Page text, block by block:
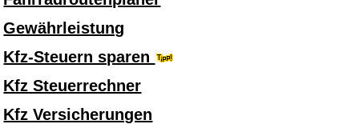
Gewährleistung
Kfz-Steuern sparen
Kfz Steuerrechner
Kfz Versicherungen